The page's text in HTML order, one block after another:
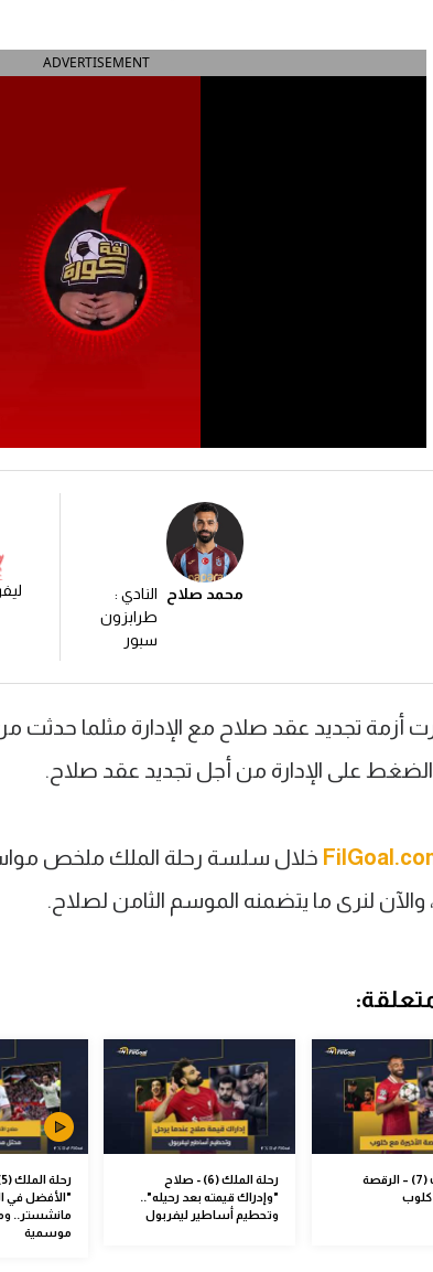
ADVERTISEMENT
محمد صلاح
النادي :
طرابزون
سبور
أزمة تجديد عقد صلاح مع الإدارة مثلما حدثت
على الإدارة من أجل تجديد عقد صلاح.
خلال سلسة رحلة الملك ملخص
والآن لنرى ما يتضمنه الموسم الثامن لصلاح.
رحلة الملك (7) – الرقصة
كلوب
رحلة الملك (6) - صلاح
"وإدراك قيمته بعد رحيله"..
وتحطيم أساطير ليفربول
"الأفضل في
مانشستر..
موسمية